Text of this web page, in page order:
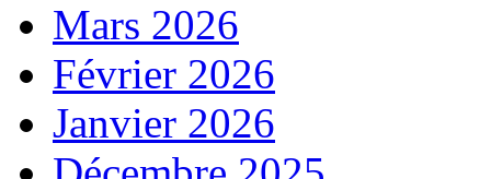
Mars 2026
Février 2026
Janvier 2026